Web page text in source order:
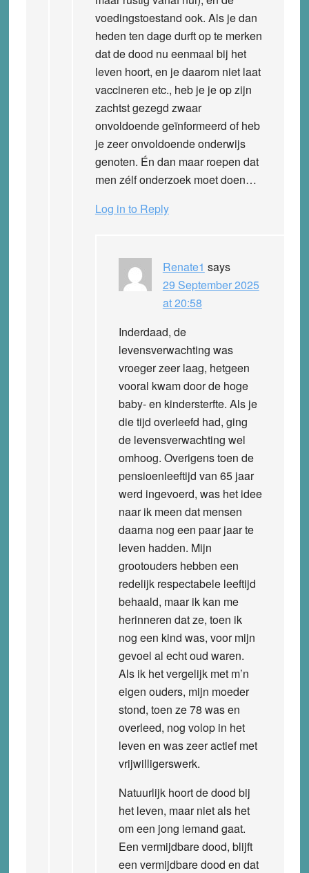
voedingstoestand ook. Als je dan
heden ten dage durft op te merken
dat de dood nu eenmaal bij het
leven hoort, en je daarom niet laat
vaccineren etc., heb je je op zijn
zachtst gezegd zwaar
onvoldoende geïnformeerd of heb
je zeer onvoldoende onderwijs
genoten. Én dan maar roepen dat
men zélf onderzoek moet doen…
Log in to Reply
Renate1 says
29 September 2025
at 20:58
Inderdaad, de
levensverwachting was
vroeger zeer laag, hetgeen
vooral kwam door de hoge
baby- en kindersterfte. Als je
die tijd overleefd had, ging
de levensverwachting wel
omhoog. Overigens toen de
pensioenleeftijd van 65 jaar
werd ingevoerd, was het idee
naar ik meen dat mensen
daarna nog een paar jaar te
leven hadden. Mijn
grootouders hebben een
redelijk respectabele leeftijd
behaald, maar ik kan me
herinneren dat ze, toen ik
nog een kind was, voor mijn
gevoel al echt oud waren.
Als ik het vergelijk met m’n
eigen ouders, mijn moeder
stond, toen ze 78 was en
overleed, nog volop in het
leven en was zeer actief met
vrijwilligerswerk.
Natuurlijk hoort de dood bij
het leven, maar niet als het
om een jong iemand gaat.
Een vermijdbare dood, blijft
een vermijdbare dood en dat